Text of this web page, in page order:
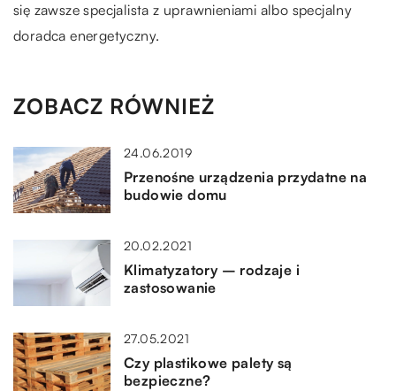
się zawsze specjalista z uprawnieniami albo specjalny
doradca energetyczny.
ZOBACZ RÓWNIEŻ
24.06.2019
Przenośne urządzenia przydatne na
budowie domu
20.02.2021
Klimatyzatory – rodzaje i
zastosowanie
27.05.2021
Czy plastikowe palety są
bezpieczne?